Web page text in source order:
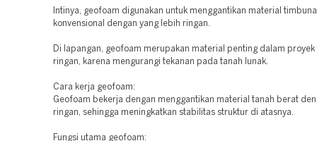
Intinya, geofoam digunakan untuk menggantikan material
konvensional dengan yang lebih ringan.
Di lapangan, geofoam merupakan material penting dalam
ringan, karena mengurangi tekanan pada tanah lunak.
Cara kerja geofoam:
Geofoam bekerja dengan menggantikan material tanah berat
ringan, sehingga meningkatkan stabilitas struktur di atasnya.
Fungsi utama geofoam: